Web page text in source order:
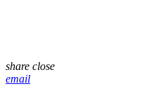
share close
email